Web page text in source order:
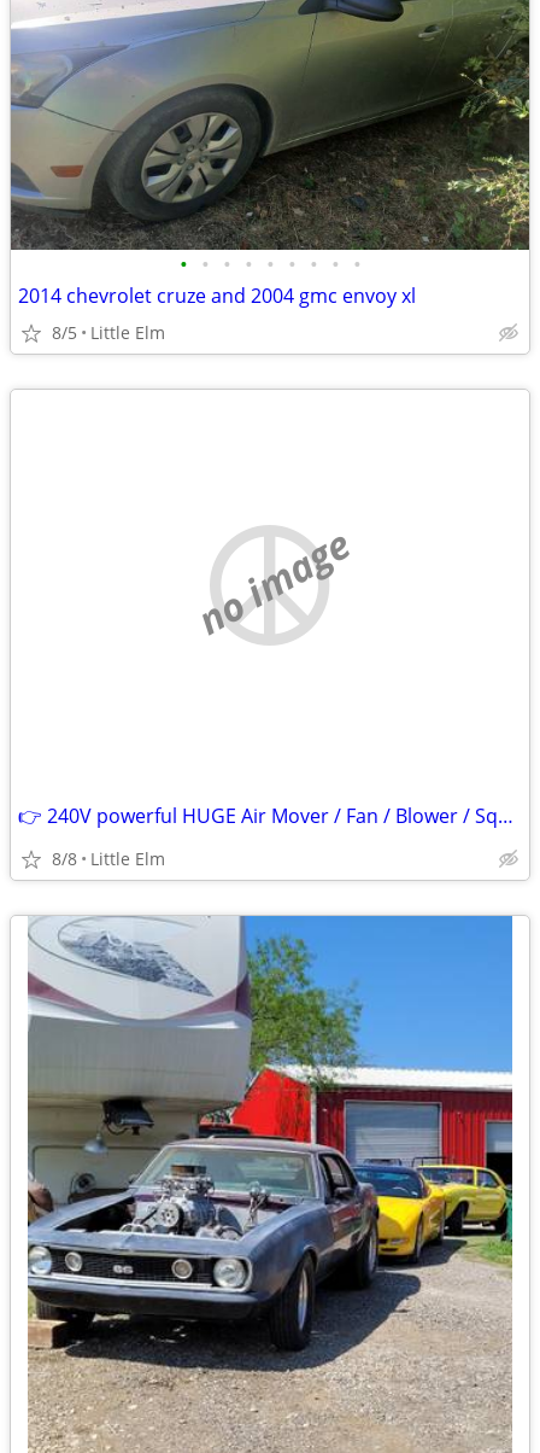
• • • • • • • • •
2014 chevrolet cruze and 2004 gmc envoy xl
8/5 Little Elm
no image
👉 240V powerful HUGE Air Mover / Fan / Blower / Squirrel Cage
8/8 Little Elm